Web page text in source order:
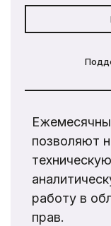
позволяют
работу в
прав.